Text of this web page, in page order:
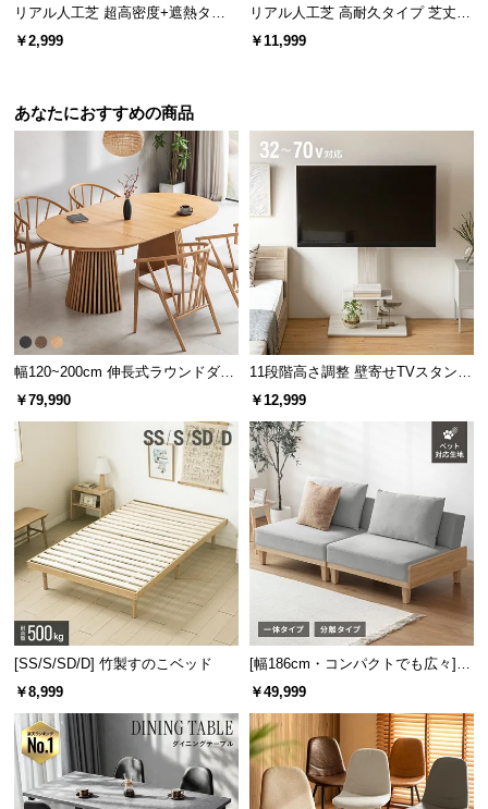
リアル人工芝 超高密度+遮熱タイ
プ 高耐久・質感を追求 芝丈35m
m 1×1m
￥2,999
リアル人工芝 高耐久タイプ 芝丈35
mm 2×5m（自然な見た目を追求・
U字ピン付属）
￥11,999
あなたにおすすめの商品
幅120~200cm 伸長式ラウンドダイ
ニングテーブル 6人掛け 天然木突
￥79,990
11段階高さ調整 壁寄せTVスタンド
キャスター付き 上下左右角度調節
￥12,999
[SS/S/SD/D] 竹製すのこベッド
￥8,999
[幅186cm・コンパクトでも広々] 3
人掛けソファベッド リクライニン
￥49,999